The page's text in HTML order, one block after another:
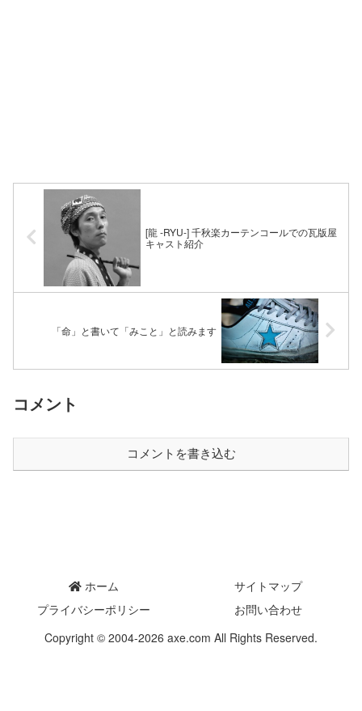
[龍 -RYU-] 千秋楽カーテンコールでの瓦版屋
キャスト紹介
「命」と書いて「みこと」と読みます
コメント
コメントを書き込む
ホーム
サイトマップ
プライバシーポリシー
お問い合わせ
Copyright © 2004-2026 axe.com All Rights Reserved.